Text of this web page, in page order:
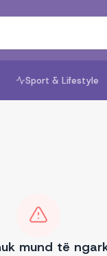
Sport & Lifestyle
mund të